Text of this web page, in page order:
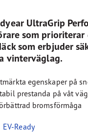
UltraGrip
som
som erbjuder
vinterväglag.
egenskaper på
prestanda på våt
bromsförmåga
EV-Ready